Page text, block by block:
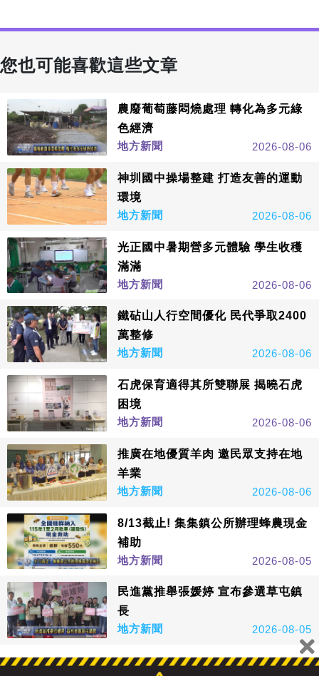
您也可能喜歡這些文章
農廢葡萄藤悶燒處理 轉化為多元綠
色經濟
地方新聞
2026-08-06
神圳國中操場整建 打造友善的運動
環境
地方新聞
2026-08-06
光正國中暑期營多元體驗 學生收穫
滿滿
地方新聞
2026-08-06
鐵砧山人行空間優化 民代爭取2400
萬整修
地方新聞
2026-08-06
石虎保育適得其所雙聯展 揭曉石虎
困境
地方新聞
2026-08-06
推廣在地優質羊肉 邀民眾支持在地
羊業
地方新聞
2026-08-06
8/13截止! 集集鎮公所辦理蜂農現金
補助
地方新聞
2026-08-05
民進黨推舉張媛婷 宣布參選草屯鎮
長
地方新聞
2026-08-05
看更多